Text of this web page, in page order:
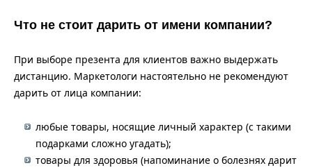
Что не стоит дарить от имени компании?
При выборе презента для клиентов важно выдержать
дистанцию. Маркетологи настоятельно не рекомендуют
дарить от лица компании:
любые товары, носящие личный характер (с такими
подарками сложно угадать);
товары для здоровья (напоминание о болезнях дарит